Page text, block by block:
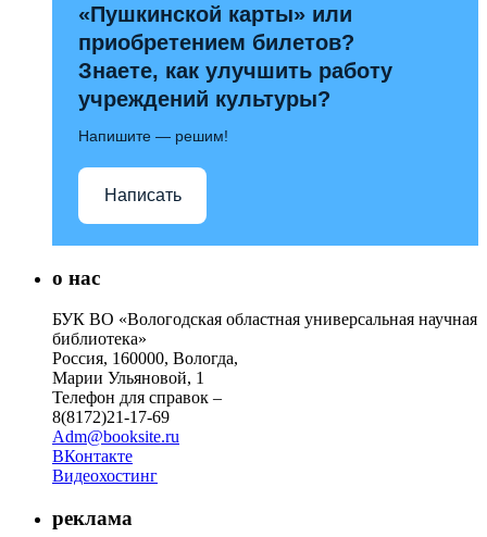
«Пушкинской карты» или
приобретением билетов?
Знаете, как улучшить работу
учреждений культуры?
Напишите — решим!
Написать
о нас
БУК ВО «Вологодская областная универсальная научная
библиотека»
Россия, 160000, Вологда,
Марии Ульяновой, 1
Телефон для справок –
8(8172)21-17-69
Adm@booksite.ru
ВКонтакте
Видеохостинг
реклама